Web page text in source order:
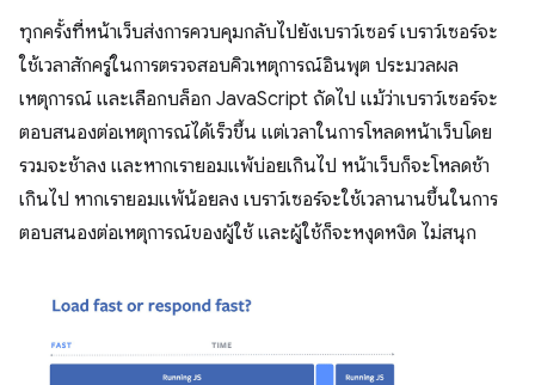
ทุกครั้งที่หน้าเว็บส่งการควบคุมกลับไปยังเบราว์เซอร์ เบราว์เซอร์จะ
ใช้เวลาสักครู่ในการตรวจสอบคิวเหตุการณ์อินพุต ประมวลผล
เหตุการณ์ และเลือกบล็อก JavaScript ถัดไป แม้ว่าเบราว์เซอร์จะ
ตอบสนองต่อเหตุการณ์ได้เร็วขึ้น แต่เวลาในการโหลดหน้าเว็บโดย
รวมจะช้าลง และหากเรายอมแพ้บ่อยเกินไป หน้าเว็บก็จะโหลดช้า
เกินไป หากเรายอมแพ้น้อยลง เบราว์เซอร์จะใช้เวลานานขึ้นในการ
ตอบสนองต่อเหตุการณ์ของผู้ใช้ และผู้ใช้ก็จะหงุดหงิด ไม่สนุก